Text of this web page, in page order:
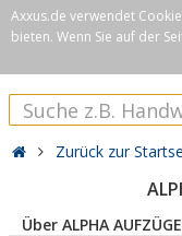
Axxus.de verwendet
bieten. Wenn Sie auf der
Zurück zur
Über ALPHA